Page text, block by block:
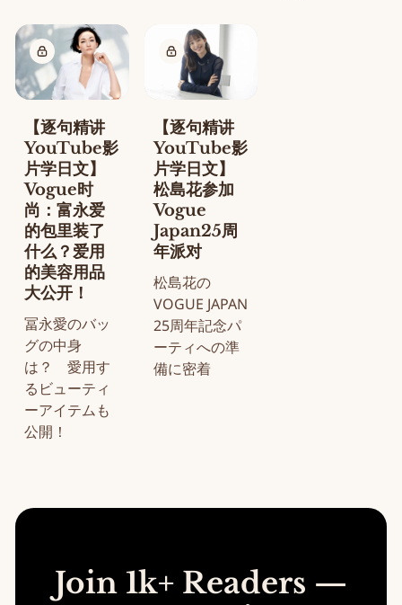
【逐句精讲
YouTube影
片学日文】
Vogue时
尚：富永爱
的包里装了
什么？爱用
的美容用品
大公开！
冨永愛のバッ
グの中身
は？ 愛用す
るビューティ
ーアイテムも
公開！
【逐句精讲
YouTube影
片学日文】
松島花参加
Vogue
Japan25周
年派对
松島花の
VOGUE JAPAN
25周年記念パ
ーティへの準
備に密着
Join 1k+ Readers —